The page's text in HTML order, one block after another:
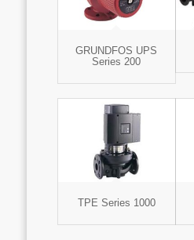
GRUNDFOS UPS
Series 200
TPE Series 1000